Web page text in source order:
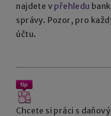
najdete v přehledu
správy. Pozor, pro
účtu.
Chcete si práci s